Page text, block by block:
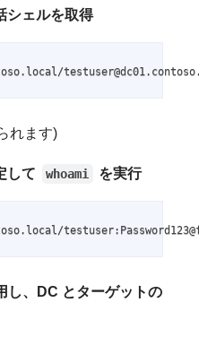
シェルを取得
れます)
して whoami を実行
し、DC とターゲットの